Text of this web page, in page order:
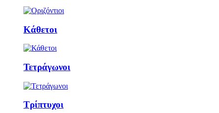
Κάθετoι
Τετράγωνοι
Τρίπτυχοι